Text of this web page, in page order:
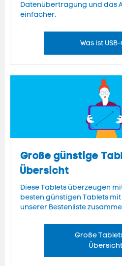
Datenübertragung und das
einfacher.
Was ist
Große günstige
Übersicht
Diese Tablets überzeugen
besten günstigen Tablets
unserer Bestenliste
Große
Übersicht